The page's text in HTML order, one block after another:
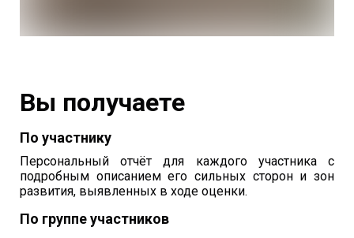
Вы получаете
По участнику
Персональный отчёт для каждого участника с
подробным описанием его сильных сторон и зон
развития, выявленных в ходе оценки.
По группе участников